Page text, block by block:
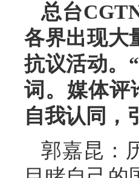
总台
各界出现大
抗议活动。
词。媒体评
自我认同，
郭嘉昆：